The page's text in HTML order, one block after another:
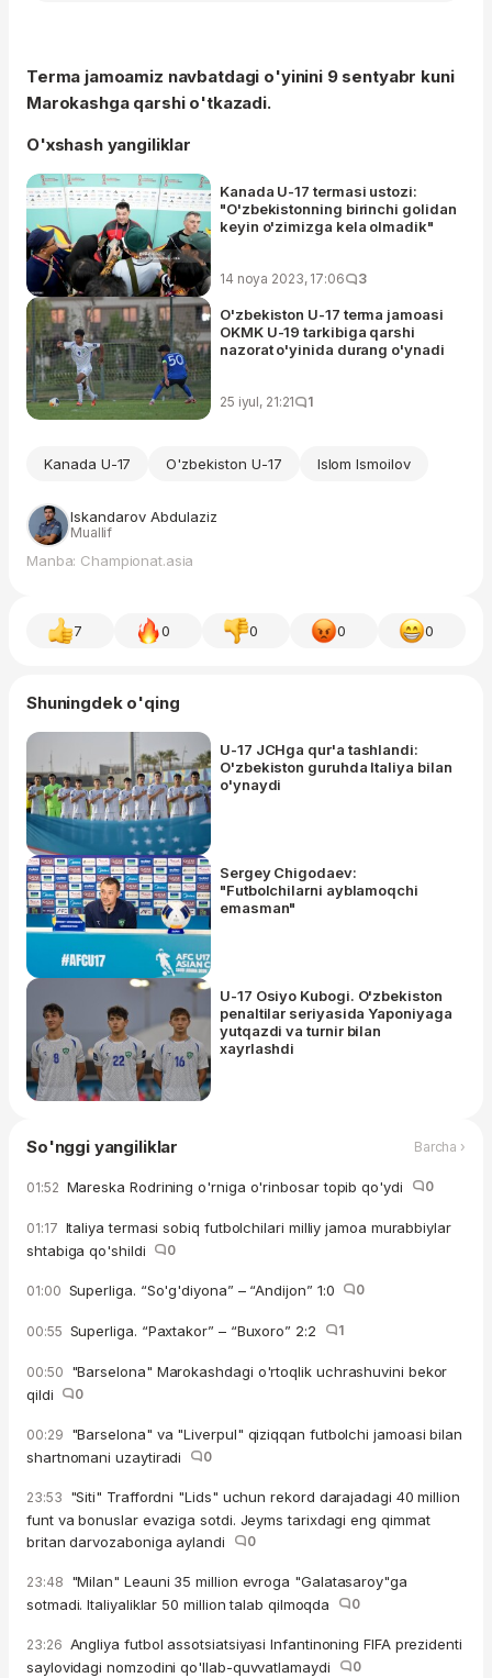
Terma jamoamiz navbatdagi o'yinini 9 sentyabr kuni
Marokashga qarshi o'tkazadi.
O'xshash yangiliklar
Kanada U-17 termasi ustozi:
"O'zbekistonning birinchi golidan
keyin o'zimizga kela olmadik"
14 noya 2023, 17:06 3
O'zbekiston U-17 terma jamoasi
OKMK U-19 tarkibiga qarshi
nazorat o'yinida durang o'ynadi
25 iyul, 21:21 1
Kanada U-17 O'zbekiston U-17 Islom Ismoilov
Iskandarov Abdulaziz
Muallif
Manba: Championat.asia
7 0 0 0 0
Shuningdek o'qing
U-17 JCHga qur'a tashlandi:
O'zbekiston guruhda Italiya bilan
o'ynaydi
Sergey Chigodaev:
"Futbolchilarni ayblamoqchi
emasman"
U-17 Osiyo Kubogi. O'zbekiston
penaltilar seriyasida Yaponiyaga
yutqazdi va turnir bilan
xayrlashdi
So'nggi yangiliklar Barcha ›
01:52 Mareska Rodrining o'rniga o'rinbosar topib qo'ydi 0
01:17 Italiya termasi sobiq futbolchilari milliy jamoa murabbiylar
shtabiga qo'shildi
0
01:00 Superliga. “So'g'diyona” – “Andijon” 1:0 0
00:55 Superliga. “Paxtakor” – “Buxoro” 2:2 1
00:50 "Barselona" Marokashdagi o'rtoqlik uchrashuvini bekor
qildi
0
00:29 "Barselona" va "Liverpul" qiziqqan futbolchi jamoasi bilan
shartnomani uzaytiradi
0
23:53 "Siti" Traffordni "Lids" uchun rekord darajadagi 40 million
funt va bonuslar evaziga sotdi. Jeyms tarixdagi eng qimmat
britan darvozaboniga aylandi
0
23:48 "Milan" Leauni 35 million evroga "Galatasaroy"ga
sotmadi. Italiyaliklar 50 million talab qilmoqda
0
23:26 Angliya futbol assotsiatsiyasi Infantinoning FIFA prezidenti
saylovidagi nomzodini qo'llab-quvvatlamaydi
0